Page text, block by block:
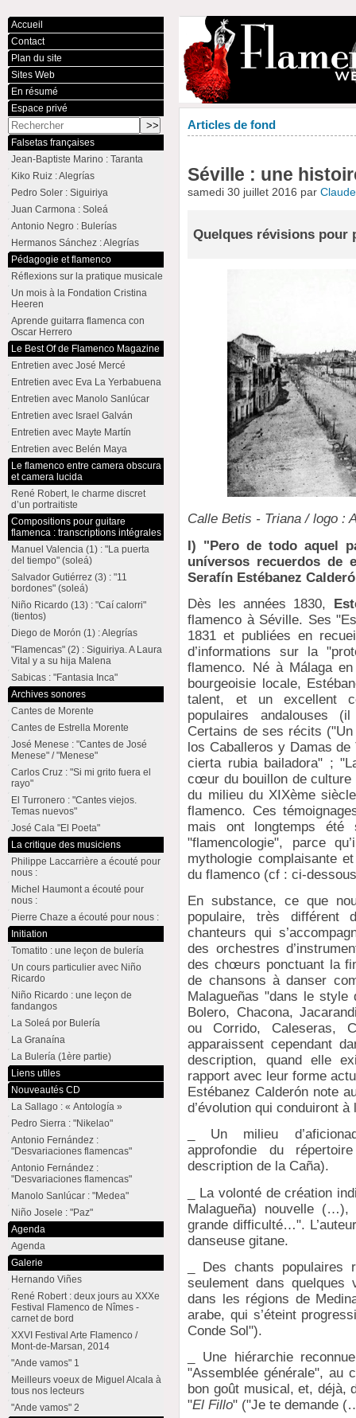
Articles de fond
Séville : une
samedi 30 juillet 2016 par
Quelques révisions pour
Calle Betis - Triana / logo :
I) "Pero de todo aquel
uníversos recuerdos de
Serafín Estébanez
Dès les années 1830,
flamenco à Séville. Ses
1831 et publiées en
d’informations sur la
flamenco. Né à Málaga
bourgeoisie locale,
talent, et un excellent
populaires andalouses
Certains de ses récits
los Caballeros y Damas
cierta rubia bailadora" ;
cœur du bouillon de culture
du milieu du XIXème
flamenco. Ces
mais ont longtemps été
"flamencologie", parce
mythologie complaisante
du flamenco (cf : ci-
En substance, ce que
populaire, très différent
chanteurs qui
des orchestres
des chœurs ponctuant la
de chansons à danser
Malagueñas "dans le style
Bolero, Chacona,
ou Corrido, Caleseras,
apparaissent cependant
description, quand elle
rapport avec leur forme
Estébanez Calderón note
d’évolution qui conduiront
_ Un milieu
approfondie du
description de la Caña).
_ La volonté de création
Malagueña) nouvelle
grande difficulté…".
danseuse gitane.
_ Des chants
seulement dans quelques
dans les régions de
arabe, qui s’éteint
Conde Sol").
_ Une hiérarchie
"Assemblée générale", au
bon goût musical, et, déjà,
"El Fillo" ("Je te demande
Accueil
Contact
Plan du site
Sites Web
En résumé
Espace privé
Falsetas françaises
Jean-Baptiste Marino : Taranta
Kiko Ruiz : Alegrías
Pedro Soler : Siguiriya
Juan Carmona : Soleá
Antonio Negro : Bulerías
Hermanos Sánchez : Alegrías
Pédagogie et flamenco
Réflexions sur la pratique musicale
Un mois à la Fondation Cristina
Heeren
Aprende guitarra flamenca con
Oscar Herrero
Le Best Of de Flamenco Magazine
Entretien avec José Mercé
Entretien avec Eva La Yerbabuena
Entretien avec Manolo Sanlúcar
Entretien avec Israel Galván
Entretien avec Mayte Martín
Entretien avec Belén Maya
Le flamenco entre camera obscura
et camera lucida
René Robert, le charme discret
d’un portraitiste
Compositions pour guitare
flamenca : transcriptions intégrales
Manuel Valencia (1) : "La puerta
del tiempo" (soleá)
Salvador Gutiérrez (3) : "11
bordones" (soleá)
Niño Ricardo (13) : "Caí calorri"
(tientos)
Diego de Morón (1) : Alegrías
"Flamencas" (2) : Siguiriya. A Laura
Vital y a su hija Malena
Sabicas : "Fantasia Inca"
Archives sonores
Cantes de Morente
Cantes de Estrella Morente
José Menese : "Cantes de José
Menese" / "Menese"
Carlos Cruz : "Si mi grito fuera el
rayo"
El Turronero : "Cantes viejos.
Temas nuevos"
José Cala "El Poeta"
La critique des musiciens
Philippe Laccarrière a écouté pour
nous :
Michel Haumont a écouté pour
nous :
Pierre Chaze a écouté pour nous :
Initiation
Tomatito : une leçon de bulería
Un cours particulier avec Niño
Ricardo
Niño Ricardo : une leçon de
fandangos
La Soleá por Bulería
La Granaína
La Bulería (1ère partie)
Liens utiles
Nouveautés CD
La Sallago : « Antología »
Pedro Sierra : "Nikelao"
Antonio Fernández :
"Desvariaciones flamencas"
Antonio Fernández :
"Desvariaciones flamencas"
Manolo Sanlúcar : "Medea"
Niño Josele : "Paz"
Agenda
Agenda
Galerie
Hernando Viñes
René Robert : deux jours au XXXe
Festival Flamenco de Nîmes -
carnet de bord
XXVI Festival Arte Flamenco /
Mont-de-Marsan, 2014
"Ande vamos" 1
Meilleurs voeux de Miguel Alcala à
tous nos lecteurs
"Ande vamos" 2